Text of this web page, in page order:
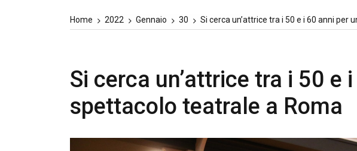
Home 2022 Gennaio 30 Si cerca un’attrice tra i 50 e i 60 anni per
Si cerca un’attrice tra i 50 e
spettacolo teatrale a Roma